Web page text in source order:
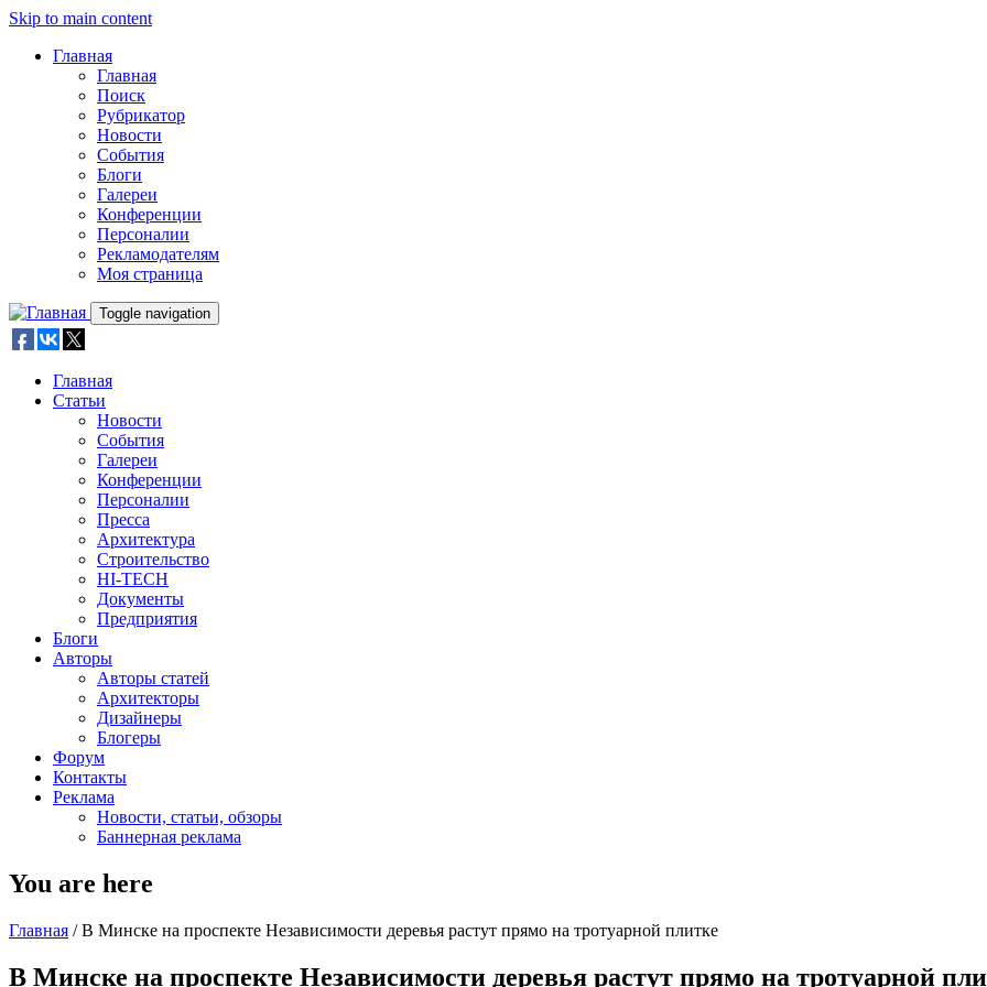
Skip to main content
Главная
Главная
Поиск
Рубрикатор
Новости
События
Блоги
Галереи
Конференции
Персоналии
Рекламодателям
Моя страница
Toggle navigation
Главная
Статьи
Новости
События
Галереи
Конференции
Персоналии
Пресса
Архитектура
Строительство
HI-TECH
Документы
Предприятия
Блоги
Авторы
Авторы статей
Архитекторы
Дизайнеры
Блогеры
Форум
Контакты
Реклама
Новости, статьи, обзоры
Баннерная реклама
You are here
Главная / В Минске на проспекте Независимости деревья растут прямо на тротуарной плитке
В Минске на проспекте Независимости деревья растут прямо на тротуарной